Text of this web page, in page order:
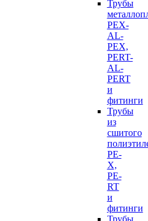
Трубы
PEX-
AL-
PEX,
PERT-
AL-
PERT
и
фитинги
Трубы
из
сшитого
PE-
X,
PE-
RT
и
фитинги
Трубы